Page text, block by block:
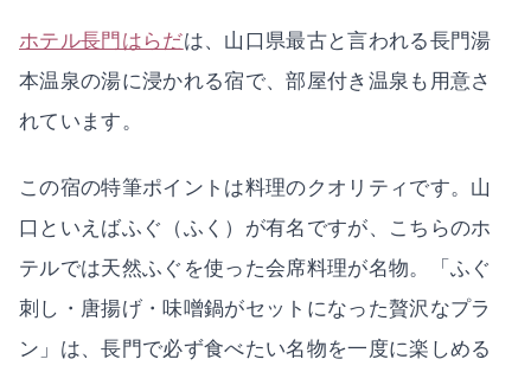
ホテル長門はらだは、山口県最古と言われる長門湯
本温泉の湯に浸かれる宿で、部屋付き温泉も用意さ
れています。
この宿の特筆ポイントは料理のクオリティです。山
口といえばふぐ（ふく）が有名ですが、こちらのホ
テルでは天然ふぐを使った会席料理が名物。「ふぐ
刺し・唐揚げ・味噌鍋がセットになった贅沢なプラ
ン」は、長門で必ず食べたい名物を一度に楽しめる